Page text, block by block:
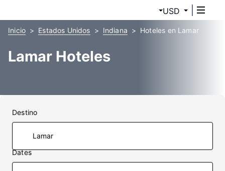
USD
Inicio Estados Unidos Indiana Hoteles en Lamar
Lamar Hoteles
Destino
Dates